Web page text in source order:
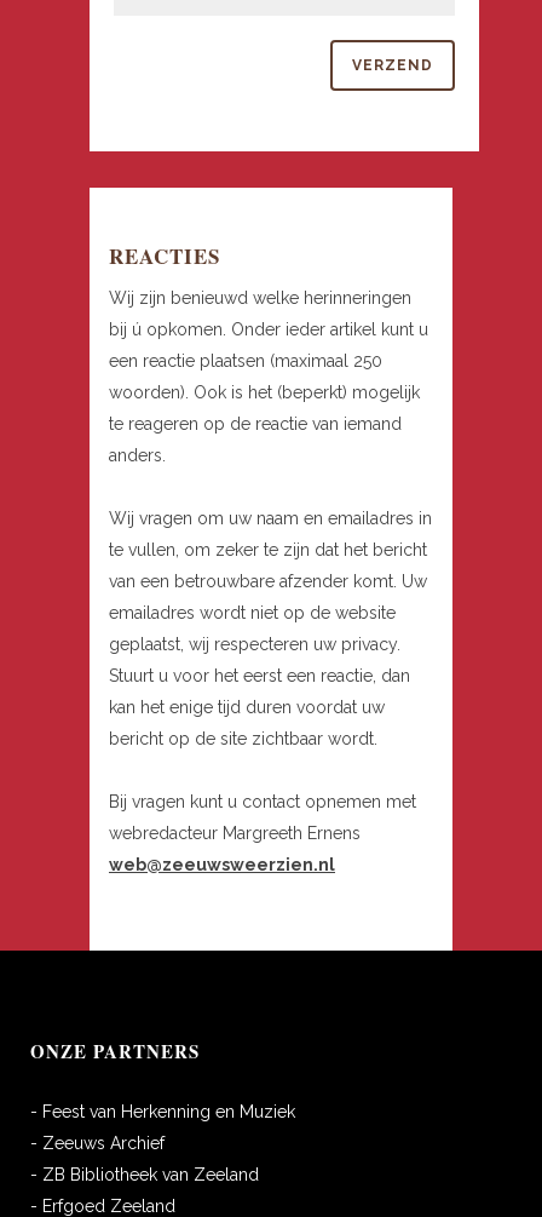
REACTIES
Wij zijn benieuwd welke herinneringen
bij ú opkomen. Onder ieder artikel kunt u
een reactie plaatsen (maximaal 250
woorden). Ook is het (beperkt) mogelijk
te reageren op de reactie van iemand
anders.
Wij vragen om uw naam en emailadres in
te vullen, om zeker te zijn dat het bericht
van een betrouwbare afzender komt. Uw
emailadres wordt niet op de website
geplaatst, wij respecteren uw privacy.
Stuurt u voor het eerst een reactie, dan
kan het enige tijd duren voordat uw
bericht op de site zichtbaar wordt.
Bij vragen kunt u contact opnemen met
webredacteur Margreeth Ernens
web@zeeuwsweerzien.nl
ONZE PARTNERS
- Feest van Herkenning en Muziek
- Zeeuws Archief
- ZB Bibliotheek van Zeeland
- Erfgoed Zeeland